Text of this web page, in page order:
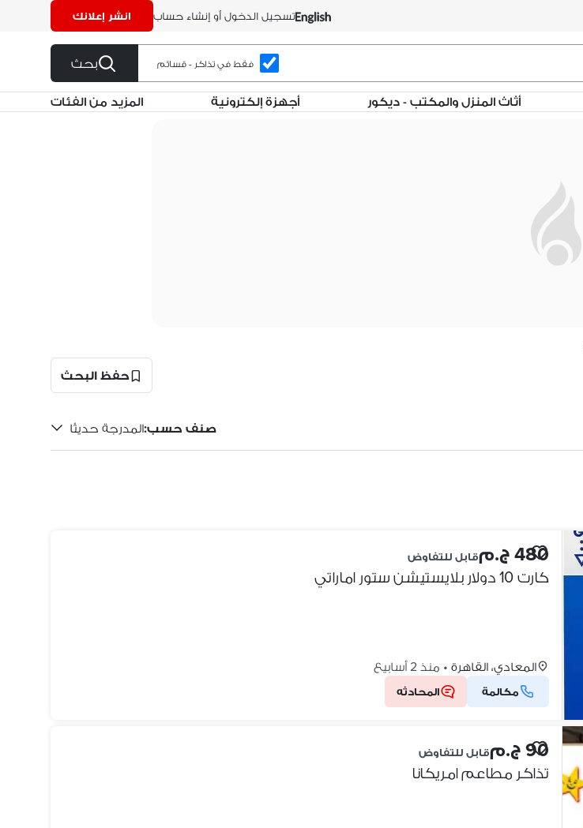
تسجيل الدخول أو إنشاء حساب انشر إعلانك
فقط في تذاكر - قسائم بحث
أثاث المنزل والمكتب - ديكور أجهزة إلكترونية المزيد من الفئات
حفظ البحث
صنف حسب:المدرجة حديثًا
480 ج.م قابل للتفاوض
كارت 10 دولار بلايستيشن ستور اماراتي
المعادي، القاهرة • منذ 2 أسابيع
مكالمة المحادثه
90 ج.م قابل للتفاوض
تذاكر مطاعم امريكانا